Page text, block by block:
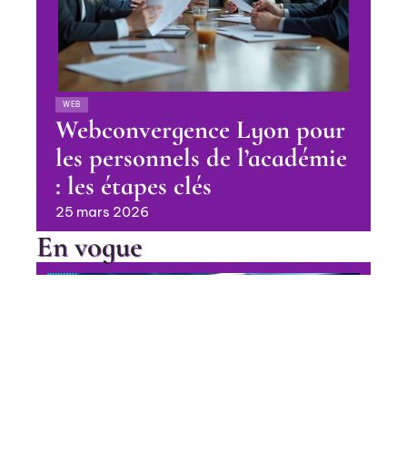
WEB
Webconvergence Lyon pour
les personnels de l’académie
: les étapes clés
25 mars 2026
En vogue